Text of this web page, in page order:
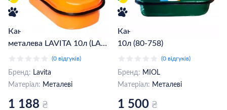
Каністра горизонтальна
металева LAVITA 10л (LA
(0 відгуків)
Бренд: Lavita
Матеріал: Металеві
1 188 ₴
Каністра Miol металева
10л (80-758)
(0 відгуків)
Бренд: MIOL
Матеріал: Металеві
1 500 ₴